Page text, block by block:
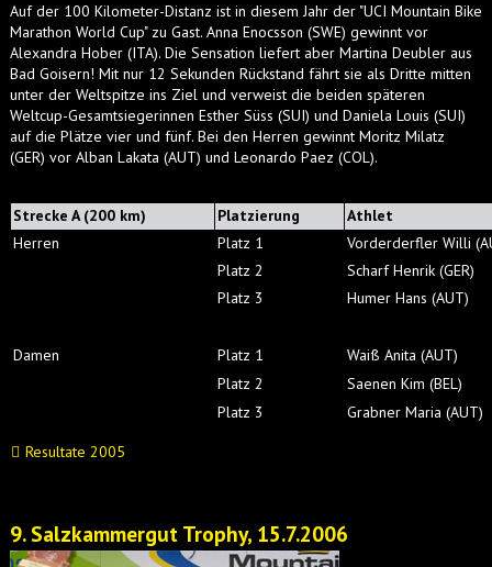
Auf der 100 Kilometer-Distanz ist in diesem Jahr der "UCI Mountain Bike
Marathon World Cup" zu Gast. Anna Enocsson (SWE) gewinnt vor
Alexandra Hober (ITA). Die Sensation liefert aber Martina Deubler aus
Bad Goisern! Mit nur 12 Sekunden Rückstand fährt sie als Dritte mitten
unter der Weltspitze ins Ziel und verweist die beiden späteren
Weltcup-Gesamtsiegerinnen Esther Süss (SUI) und Daniela Louis (SUI)
auf die Plätze vier und fünf. Bei den Herren gewinnt Moritz Milatz
(GER) vor Alban Lakata (AUT) und Leonardo Paez (COL).
Strecke A (200 km) Platzierung
Athlet
Herren
Platz 1
Vorderderfler Willi
Platz 2
Scharf Henrik (GER)
Platz 3
Humer Hans (AUT)
Damen Platz 1
Waiß Anita (AUT)
Platz 2
Saenen Kim (BEL)
Platz 3
Grabner Maria (AUT)
Resultate 2005
9. Salzkammergut Trophy, 15.7.2006